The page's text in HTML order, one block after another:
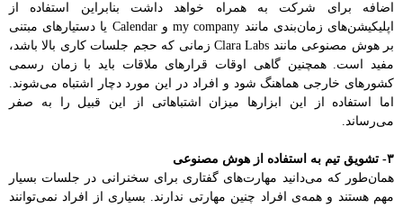
اضافه برای شرکت به همراه خواهد داشت بنابراین استفاده از
اپلیکیشن‌های زمان‌بندی مانند my company و Calendar یا دستیارهای مبتنی
بر هوش‌ مصنوعی مانند Clara Labs زمانی که حجم جلسات کاری بالا باشد،
مفید است. همچنین گاهی اوقات قرارهای ملاقات باید با زمان رسمی
کشورهای خارجی هماهنگ شود و افراد در این مورد دچار اشتباه می‌شوند.
اما استفاده از این ابزارها میزان اشتباهاتی از این قبیل را به صفر
می‌رساند.
۳- تشویق تیم به استفاده از هوش‌ مصنوعی
همان‌طور که می‌دانید مهارت‌های گفتاری برای سخنرانی در جلسات بسیار
مهم هستند و همه‌ی افراد چنین مهارتی ندارند. بسیاری از افراد نمی‌توانند